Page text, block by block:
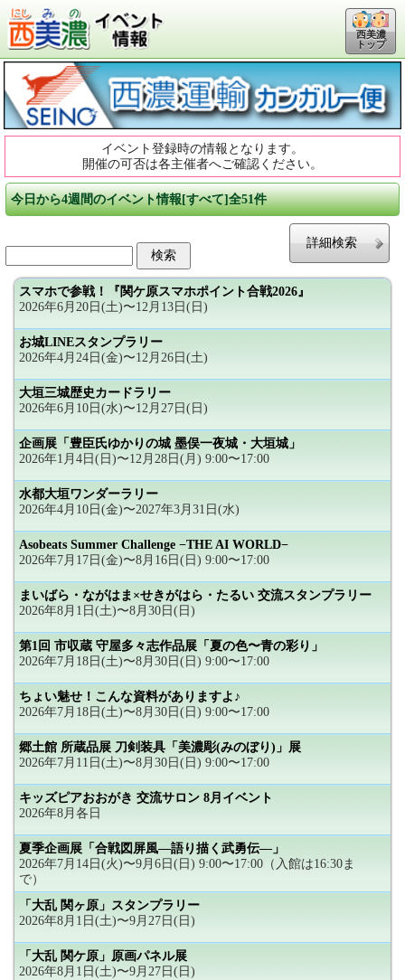
西美濃
トップ
イベント登録時の情報となります。
開催の可否は各主催者へご確認ください。
今日から4週間のイベント情報[すべて]全51件
詳細検索
スマホで参戦！『関ケ原スマホポイント合戦2026』
2026年6月20日(土)〜12月13日(日)
お城LINEスタンプラリー
2026年4月24日(金)〜12月26日(土)
大垣三城歴史カードラリー
2026年6月10日(水)〜12月27日(日)
企画展「豊臣氏ゆかりの城 墨俣一夜城・大垣城」
2026年1月4日(日)〜12月28日(月) 9:00〜17:00
水都大垣ワンダーラリー
2026年4月10日(金)〜2027年3月31日(水)
Asobeats Summer Challenge −THE AI WORLD−
2026年7月17日(金)〜8月16日(日) 9:00〜17:00
まいばら・ながはま×せきがはら・たるい 交流スタンプラリー
2026年8月1日(土)〜8月30日(日)
第1回 市収蔵 守屋多々志作品展「夏の色〜青の彩り」
2026年7月18日(土)〜8月30日(日) 9:00〜17:00
ちょい魅せ！こんな資料がありますよ♪
2026年7月18日(土)〜8月30日(日) 9:00〜17:00
郷土館 所蔵品展 刀剣装具「美濃彫(みのぼり)」展
2026年7月11日(土)〜8月30日(日) 9:00〜17:00
キッズピアおおがき 交流サロン 8月イベント
2026年8月各日
夏季企画展「合戦図屏風―語り描く武勇伝―」
2026年7月14日(火)〜9月6日(日) 9:00〜17:00（入館は16:30ま
で）
「大乱 関ヶ原」スタンプラリー
2026年8月1日(土)〜9月27日(日)
「大乱 関ケ原」原画パネル展
2026年8月1日(土)〜9月27日(日)